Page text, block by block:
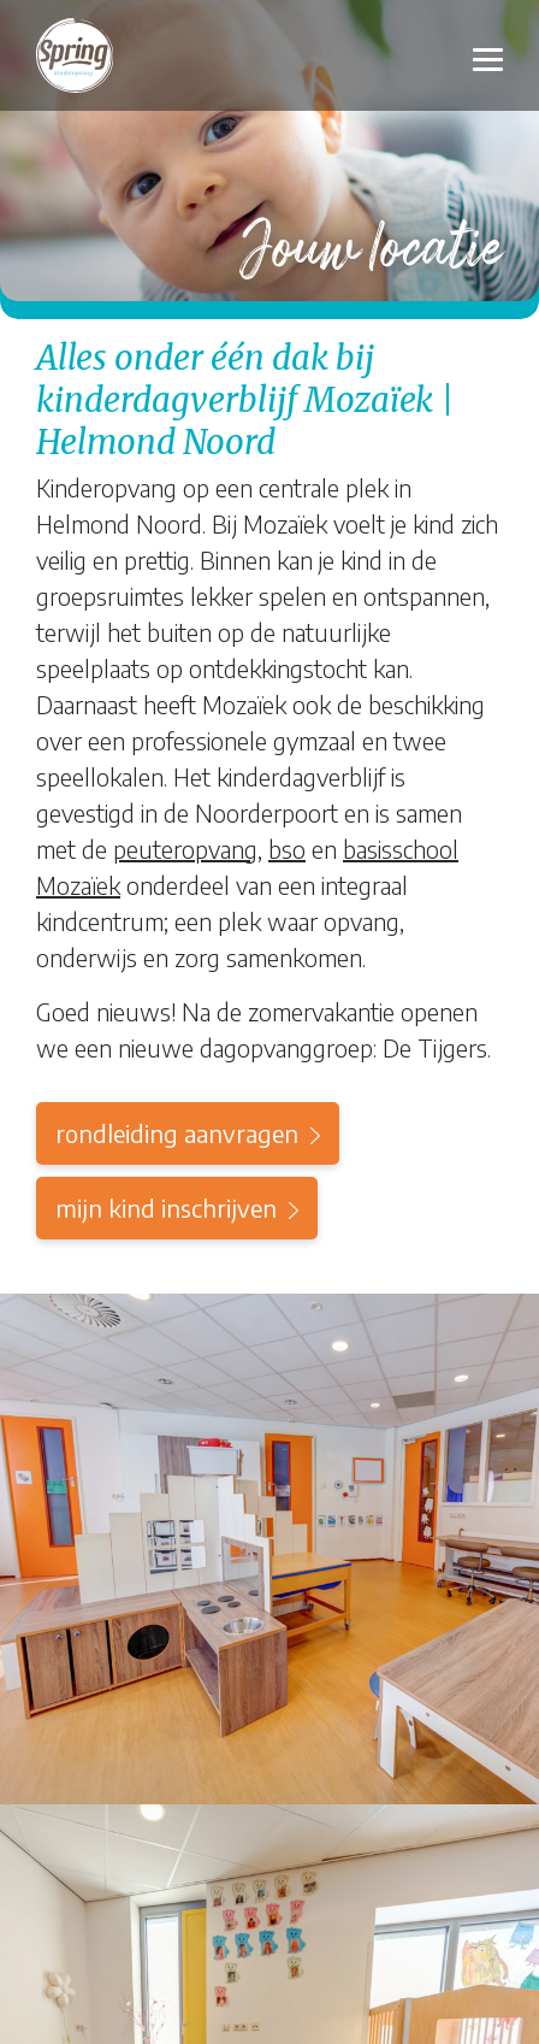
Jouw locatie
Alles onder één dak bij
kinderdagverblijf Mozaïek |
Helmond Noord
Kinderopvang op een centrale plek in
Helmond Noord. Bij Mozaïek voelt je kind zich
veilig en prettig. Binnen kan je kind in de
groepsruimtes lekker spelen en ontspannen,
terwijl het buiten op de natuurlijke
speelplaats op ontdekkingstocht kan.
Daarnaast heeft Mozaïek ook de beschikking
over een professionele gymzaal en twee
speellokalen. Het kinderdagverblijf is
gevestigd in de Noorderpoort en is samen
met de peuteropvang, bso en basisschool
Mozaïek onderdeel van een integraal
kindcentrum; een plek waar opvang,
onderwijs en zorg samenkomen.
Goed nieuws! Na de zomervakantie openen
we een nieuwe dagopvanggroep: De Tijgers.
rondleiding aanvragen
mijn kind inschrijven